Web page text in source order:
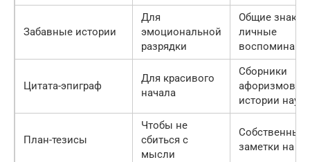
Забавные истории
Для
эмоциональной
разрядки
Общие
личные
Цитата-эпиграф
Для красивого
начала
Сборники
афоризмов,
истории науки
План-тезисы
Чтобы не
сбиться с
мысли
Собственные
заметки на